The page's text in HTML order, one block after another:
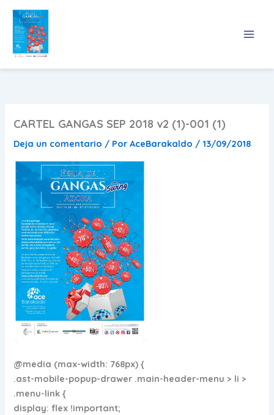
contenido
CARTEL GANGAS SEP 2018 v2 (1)-001 (1)
Deja un comentario / PorAceBarakaldo /13/09/2018
@media (max-width: 768px) {
.ast-mobile-popup-drawer .main-header-menu > li >
.menu-link {
display: flex !important;